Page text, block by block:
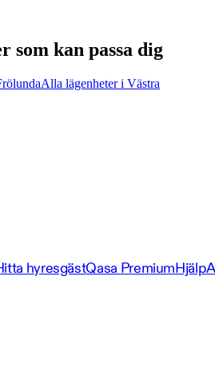
som kan passa dig
Alla lägenheter i Västra
hyresgästQasa PremiumHjälp